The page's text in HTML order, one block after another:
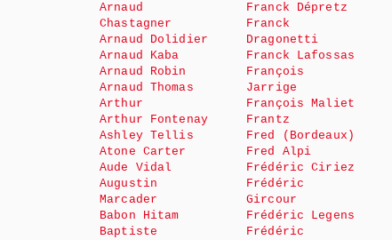
Arnaud
Chastagner
Arnaud Dolidier
Arnaud Kaba
Arnaud Robin
Arnaud Thomas
Arthur
Arthur Fontenay
Ashley Tellis
Atone Carter
Aude Vidal
Augustin
Marcader
Babon Hitam
Baptiste
Franck Dépretz
Franck
Dragonetti
Franck Lafossas
François
Jarrige
François Maliet
Frantz
Fred (Bordeaux)
Fred Alpi
Frédéric Ciriez
Frédéric
Gircour
Frédéric Legens
Frédéric